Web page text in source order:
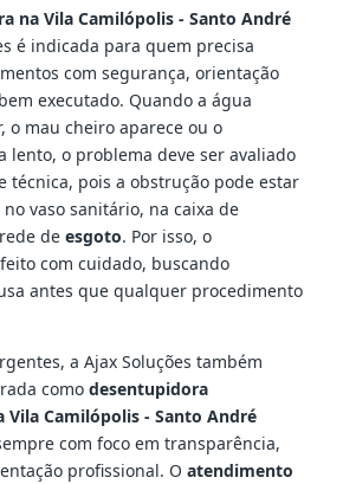
na Vila Camilópolis - Santo André
é indicada para quem precisa
com segurança, orientação
executado. Quando a água
o mau cheiro aparece ou o
lento, o problema deve ser avaliado
técnica, pois a obstrução pode estar
no vaso sanitário, na caixa de
de esgoto. Por isso, o
com cuidado, buscando
antes que qualquer procedimento
a Ajax Soluções também
como desentupidora
Vila Camilópolis - Santo André
com foco em transparência,
profissional. O atendimento